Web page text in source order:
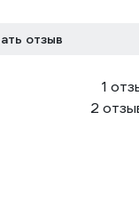
отзыв
1
2